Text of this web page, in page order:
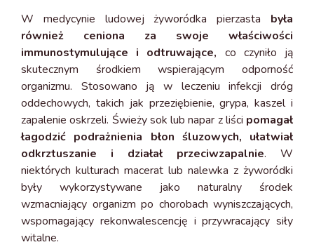
W medycynie ludowej żyworódka pierzasta była
również ceniona za swoje właściwości
immunostymulujące i odtruwające, co czyniło ją
skutecznym środkiem wspierającym odporność
organizmu. Stosowano ją w leczeniu infekcji dróg
oddechowych, takich jak przeziębienie, grypa, kaszel i
zapalenie oskrzeli. Świeży sok lub napar z liści pomagał
łagodzić podrażnienia błon śluzowych, ułatwiał
odkrztuszanie i działał przeciwzapalnie. W
niektórych kulturach macerat lub nalewka z żyworódki
były wykorzystywane jako naturalny środek
wzmacniający organizm po chorobach wyniszczających,
wspomagający rekonwalescencję i przywracający siły
witalne.